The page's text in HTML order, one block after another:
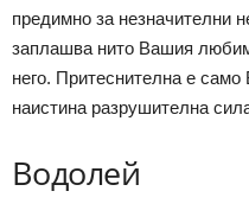
предимно за незначителни
заплашва нито Вашия
него. Притеснителна е
наистина разрушителна
Водолей